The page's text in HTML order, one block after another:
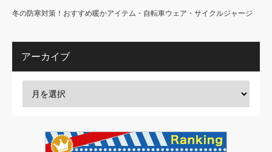
冬の防寒対策！おすすめ暖かアイテム・自転車ウェア・サイクルジャージ
アーカイブ